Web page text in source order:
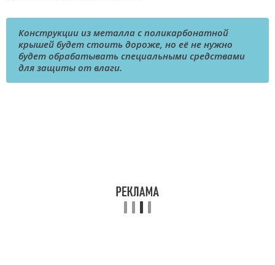
Конструкции из металла с поликарбонатной
крышей будет стоить дороже, но её не нужно
будет обрабатывать специальными средствами
для защиты от влаги.